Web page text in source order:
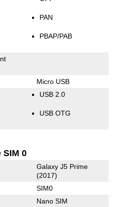
PAN
PBAP/PAB
Micro USB
USB 2.0
USB OTG
SIM 0
Galaxy J5 Prime
(2017)
SIM0
Nano SIM